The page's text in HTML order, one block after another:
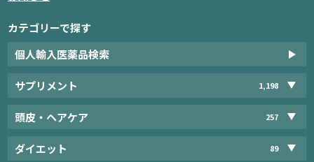
カテゴリーで探す
個人輸入医薬品検索
サプリメント 1,198
頭皮・ヘアケア 257
ダイエット 89